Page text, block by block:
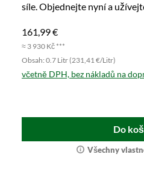
síle. Objednejte nyní a
161,99 €
≈ 3 930 Kč ***
Obsah: 0.7 Litr (231,41 €/Litr)
včetně DPH, bez nákladů na
Do
Všechny